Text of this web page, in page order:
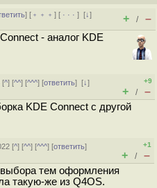
] [ ﹢﹢﹢] [ · · ·][↓]
+ / –
- аналог KDE
[^] [^^] [^^^] [ответить][↓]
+9
+ / –
KDE Connect с другой
[^] [^^] [^^^] [ответить]
+1
+ / –
тем оформления
такую-же из Q4OS.